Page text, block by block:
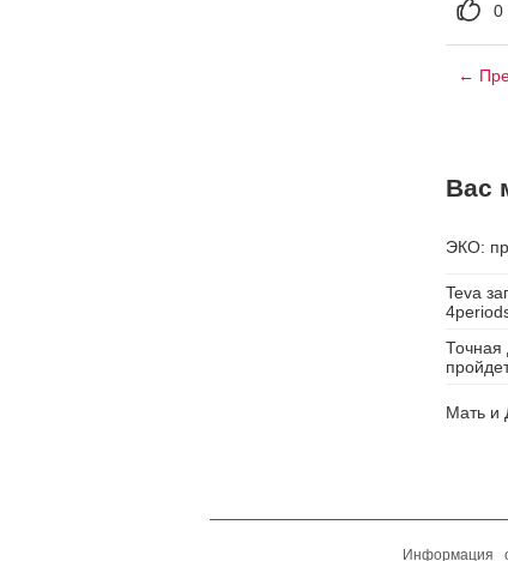
0
←
Вас
ЭКО:
Teva
Точная
Мать и
Информация